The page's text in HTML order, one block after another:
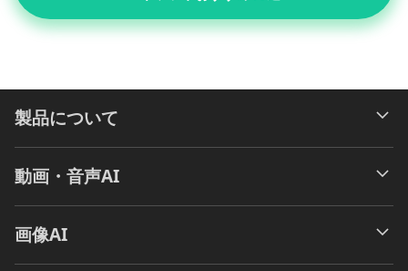
製品について
動画・音声AI
画像AI